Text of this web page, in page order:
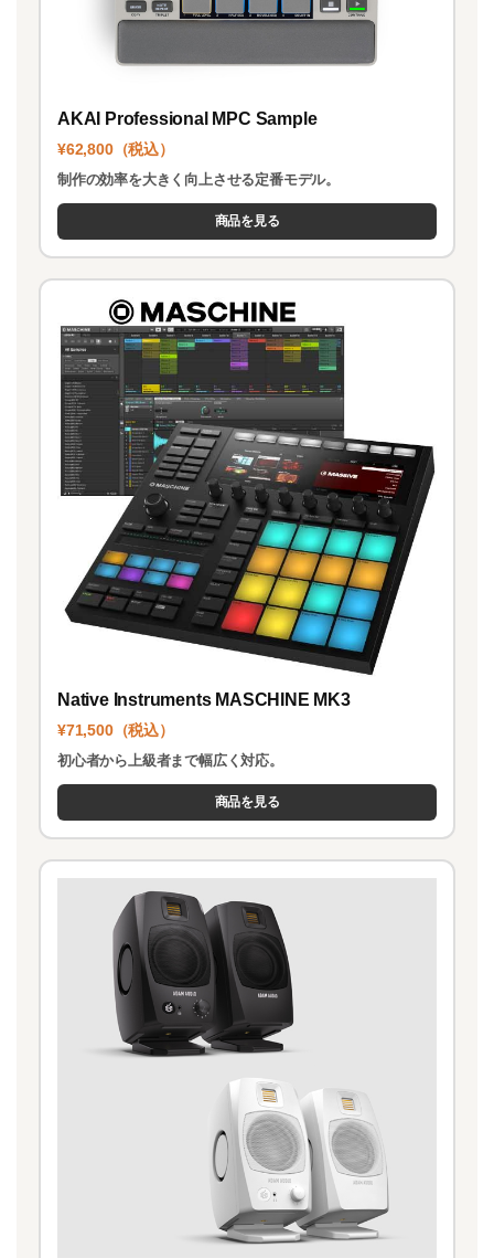
AKAI Professional MPC Sample
¥62,800（税込）
制作の効率を大きく向上させる定番モデル。
商品を見る
Native Instruments MASCHINE MK3
¥71,500（税込）
初心者から上級者まで幅広く対応。
商品を見る